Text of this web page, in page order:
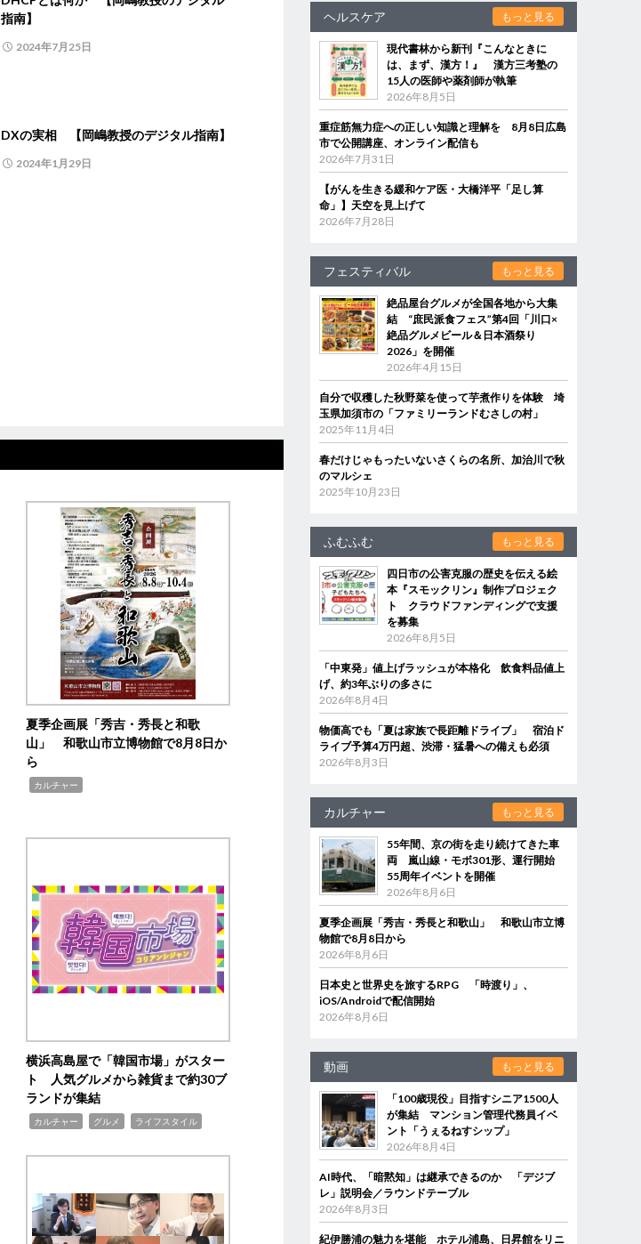
指南】
2024年7月25日
DXの実相 【岡嶋教授のデジタル指南】
2024年1月29日
夏季企画展「秀吉・秀長と和歌
山」 和歌山市立博物館で8月8日か
ら
カルチャー
横浜高島屋で「韓国市場」がスター
ト 人気グルメから雑貨まで約30ブ
ランドが集結
カルチャー グルメ ライフスタイル
ヘルスケア もっと見る
現代書林から新刊『こんなときに
は、まず、漢方！』 漢方三考塾の
15人の医師や薬剤師が執筆
2026年8月5日
重症筋無力症への正しい知識と理解を 8月8日広島
市で公開講座、オンライン配信も
2026年7月31日
【がんを生きる緩和ケア医・大橋洋平「足し算
命」】天空を見上げて
2026年7月28日
フェスティバル もっと見る
絶品屋台グルメが全国各地から大集
結 “庶民派食フェス”第4回「川口×
絶品グルメビール＆日本酒祭り
2026」を開催
2026年4月15日
自分で収穫した秋野菜を使って芋煮作りを体験 埼
玉県加須市の「ファミリーランドむさしの村」
2025年11月4日
春だけじゃもったいないさくらの名所、加治川で秋
のマルシェ
2025年10月23日
ふむふむ もっと見る
四日市の公害克服の歴史を伝える絵
本『スモックリン』制作プロジェク
ト クラウドファンディングで支援
を募集
2026年8月5日
「中東発」値上げラッシュが本格化 飲食料品値上
げ、約3年ぶりの多さに
2026年8月4日
物価高でも「夏は家族で長距離ドライブ」 宿泊ド
ライブ予算4万円超、渋滞・猛暑への備えも必須
2026年8月3日
カルチャー もっと見る
55年間、京の街を走り続けてきた車
両 嵐山線・モボ301形、運行開始
55周年イベントを開催
2026年8月6日
夏季企画展「秀吉・秀長と和歌山」 和歌山市立博
物館で8月8日から
2026年8月6日
日本史と世界史を旅するRPG 「時渡り」、
iOS/Androidで配信開始
2026年8月6日
動画 もっと見る
「100歳現役」目指すシニア1500人
が集結 マンション管理代務員イベ
ント「うぇるねすシップ」
2026年8月4日
AI時代、「暗黙知」は継承できるのか 「デジブ
レ」説明会／ラウンドテーブル
2026年8月3日
紀伊勝浦の魅力を堪能 ホテル浦島、日昇館をリニ